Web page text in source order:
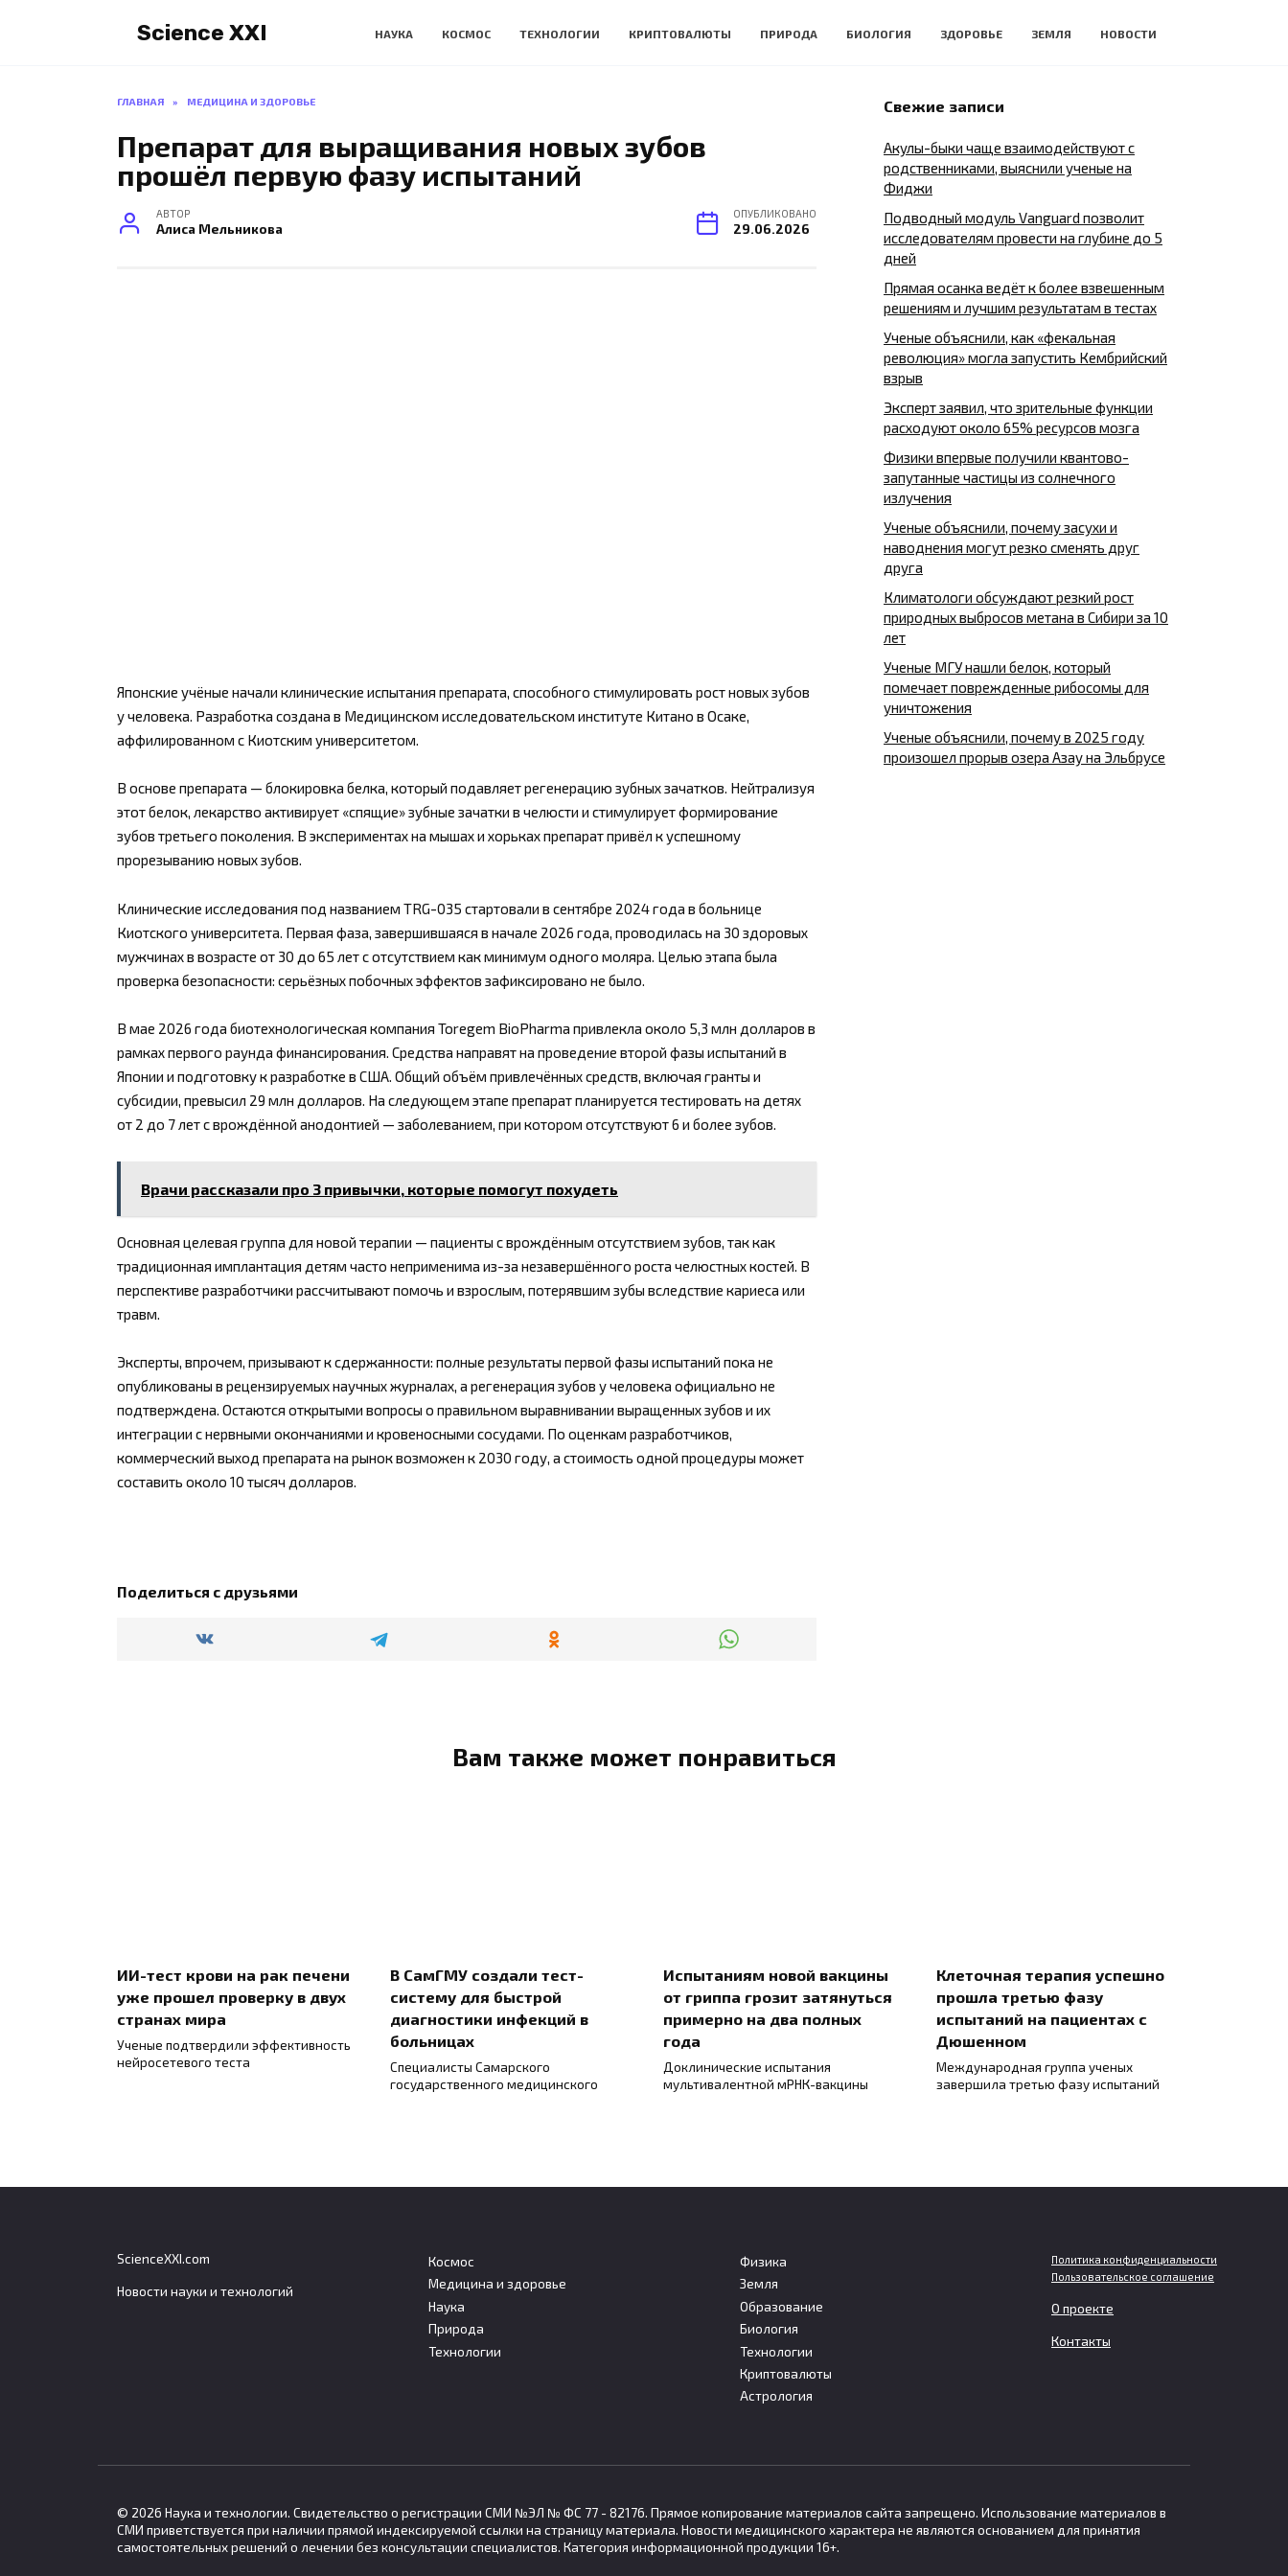
Science XXI НАУКА КОСМОС ТЕХНОЛОГИИ КРИПТОВАЛЮТЫ ПРИРОДА БИОЛОГИЯ ЗДОРОВЬЕ ЗЕМЛЯ НОВОСТИ
ГЛАВНАЯ » МЕДИЦИНА И ЗДОРОВЬЕ
Препарат для выращивания новых зубов
прошёл первую фазу испытаний
АВТОР
Алиса Мельникова
ОПУБЛИКОВАНО
29.06.2026
Японские учёные начали клинические испытания препарата, способного стимулировать рост новых зубов
у человека. Разработка создана в Медицинском исследовательском институте Китано в Осаке,
аффилированном с Киотским университетом.
В основе препарата — блокировка белка, который подавляет регенерацию зубных зачатков. Нейтрализуя
этот белок, лекарство активирует «спящие» зубные зачатки в челюсти и стимулирует формирование
зубов третьего поколения. В экспериментах на мышах и хорьках препарат привёл к успешному
прорезыванию новых зубов.
Клинические исследования под названием TRG-035 стартовали в сентябре 2024 года в больнице
Киотского университета. Первая фаза, завершившаяся в начале 2026 года, проводилась на 30 здоровых
мужчинах в возрасте от 30 до 65 лет с отсутствием как минимум одного моляра. Целью этапа была
проверка безопасности: серьёзных побочных эффектов зафиксировано не было.
В мае 2026 года биотехнологическая компания Toregem BioPharma привлекла около 5,3 млн долларов в
рамках первого раунда финансирования. Средства направят на проведение второй фазы испытаний в
Японии и подготовку к разработке в США. Общий объём привлечённых средств, включая гранты и
субсидии, превысил 29 млн долларов. На следующем этапе препарат планируется тестировать на детях
от 2 до 7 лет с врождённой анодонтией — заболеванием, при котором отсутствуют 6 и более зубов.
Врачи рассказали про 3 привычки, которые помогут похудеть
Основная целевая группа для новой терапии — пациенты с врождённым отсутствием зубов, так как
традиционная имплантация детям часто неприменима из-за незавершённого роста челюстных костей. В
перспективе разработчики рассчитывают помочь и взрослым, потерявшим зубы вследствие кариеса или
травм.
Эксперты, впрочем, призывают к сдержанности: полные результаты первой фазы испытаний пока не
опубликованы в рецензируемых научных журналах, а регенерация зубов у человека официально не
подтверждена. Остаются открытыми вопросы о правильном выравнивании выращенных зубов и их
интеграции с нервными окончаниями и кровеносными сосудами. По оценкам разработчиков,
коммерческий выход препарата на рынок возможен к 2030 году, а стоимость одной процедуры может
составить около 10 тысяч долларов.
Поделиться с друзьями
Свежие записи
Акулы-быки чаще взаимодействуют с
родственниками, выяснили ученые на
Фиджи
Подводный модуль Vanguard позволит
исследователям провести на глубине до 5
дней
Прямая осанка ведёт к более взвешенным
решениям и лучшим результатам в тестах
Ученые объяснили, как «фекальная
революция» могла запустить Кембрийский
взрыв
Эксперт заявил, что зрительные функции
расходуют около 65% ресурсов мозга
Физики впервые получили квантово-
запутанные частицы из солнечного
излучения
Ученые объяснили, почему засухи и
наводнения могут резко сменять друг
друга
Климатологи обсуждают резкий рост
природных выбросов метана в Сибири за 10
лет
Ученые МГУ нашли белок, который
помечает поврежденные рибосомы для
уничтожения
Ученые объяснили, почему в 2025 году
произошел прорыв озера Азау на Эльбрусе
Вам также может понравиться
ИИ-тест крови на рак печени
уже прошел проверку в двух
странах мира
Ученые подтвердили эффективность
нейросетевого теста
В СамГМУ создали тест-
систему для быстрой
диагностики инфекций в
больницах
Специалисты Самарского
государственного медицинского
Испытаниям новой вакцины
от гриппа грозит затянуться
примерно на два полных
года
Доклинические испытания
мультивалентной мРНК-вакцины
Клеточная терапия успешно
прошла третью фазу
испытаний на пациентах с
Дюшенном
Международная группа ученых
завершила третью фазу испытаний
Небольшие дозы стресса
могут запускать защитные
Собственная нервная
система сердца помогает
сохранять ритм при сильном
Мужчинам грозит больший
вред для мозга при слишком
ScienceXXI.com
Новости науки и технологий
Космос
Медицина и здоровье
Наука
Природа
Технологии
Физика
Земля
Образование
Биология
Технологии
Криптовалюты
Астрология
Политика конфиденциальности
Пользовательское соглашение
О проекте
Контакты
© 2026 Наука и технологии. Свидетельство о регистрации СМИ №ЭЛ № ФС 77 - 82176. Прямое копирование материалов сайта запрещено. Использование материалов в
СМИ приветствуется при наличии прямой индексируемой ссылки на страницу материала. Новости медицинского характера не являются основанием для принятия
самостоятельных решений о лечении без консультации специалистов. Категория информационной продукции 16+.